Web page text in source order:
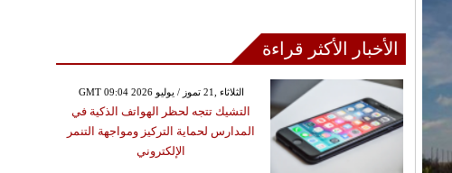
الأخبار الأكثر قراءة
GMT 09:04 2026 الثلاثاء ,21 تموز / يوليو
التشيك تتجه لحظر الهواتف الذكية في
المدارس لحماية التركيز ومواجهة التنمر
الإلكتروني